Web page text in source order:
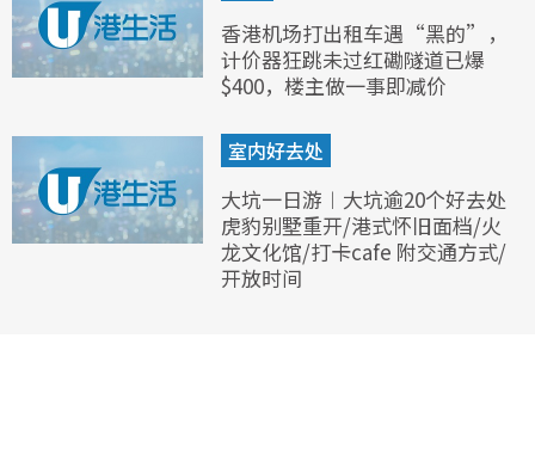
香港机场打出租车遇“黑的”，
计价器狂跳未过红磡隧道已爆
$400，楼主做一事即减价
室内好去处
大坑一日游︱大坑逾20个好去处
虎豹别墅重开/港式怀旧面档/火
龙文化馆/打卡cafe 附交通方式/
开放时间